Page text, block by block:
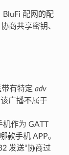
BluFi 配网的配
商共享密钥、
带有特定 adv
广播不属于
机作为 GATT
款手机 APP。
发送“协商过